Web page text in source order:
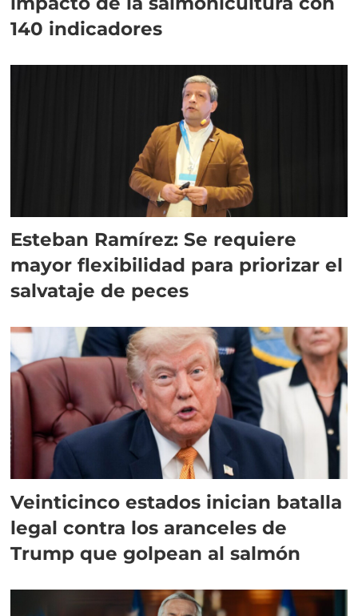
140 indicadores
Esteban Ramírez: Se requiere
mayor flexibilidad para priorizar el
salvataje de peces
Veinticinco estados inician batalla
legal contra los aranceles de
Trump que golpean al salmón